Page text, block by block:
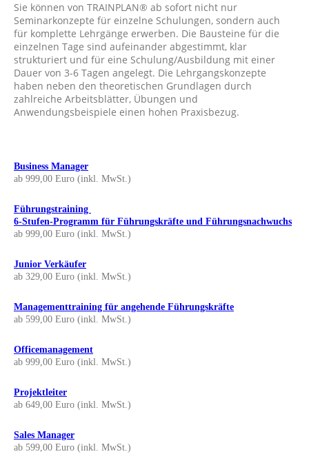
Sie können von TRAINPLAN® ab sofort nicht nur
Seminarkonzepte für einzelne Schulungen, sondern auch
für komplette Lehrgänge erwerben. Die Bausteine für die
einzelnen Tage sind aufeinander abgestimmt, klar
strukturiert und für eine Schulung/Ausbildung mit einer
Dauer von 3-6 Tagen angelegt. Die Lehrgangskonzepte
haben neben den theoretischen Grundlagen durch
zahlreiche Arbeitsblätter, Übungen und
Anwendungsbeispiele einen hohen Praxisbezug.
Business Manager
ab 999,00 Euro (inkl. MwSt.)
Führungstraining
6-Stufen-Programm für Führungskräfte und Führungsnachwuchs
ab 999,00 Euro (inkl. MwSt.)
Junior Verkäufer
ab 329,00 Euro (inkl. MwSt.)
Managementtraining für angehende Führungskräfte
ab 599,00 Euro (inkl. MwSt.)
Officemanagement
ab 999,00 Euro (inkl. MwSt.)
Projektleiter
ab 649,00 Euro (inkl. MwSt.)
Sales Manager
ab 599,00 Euro (inkl. MwSt.)